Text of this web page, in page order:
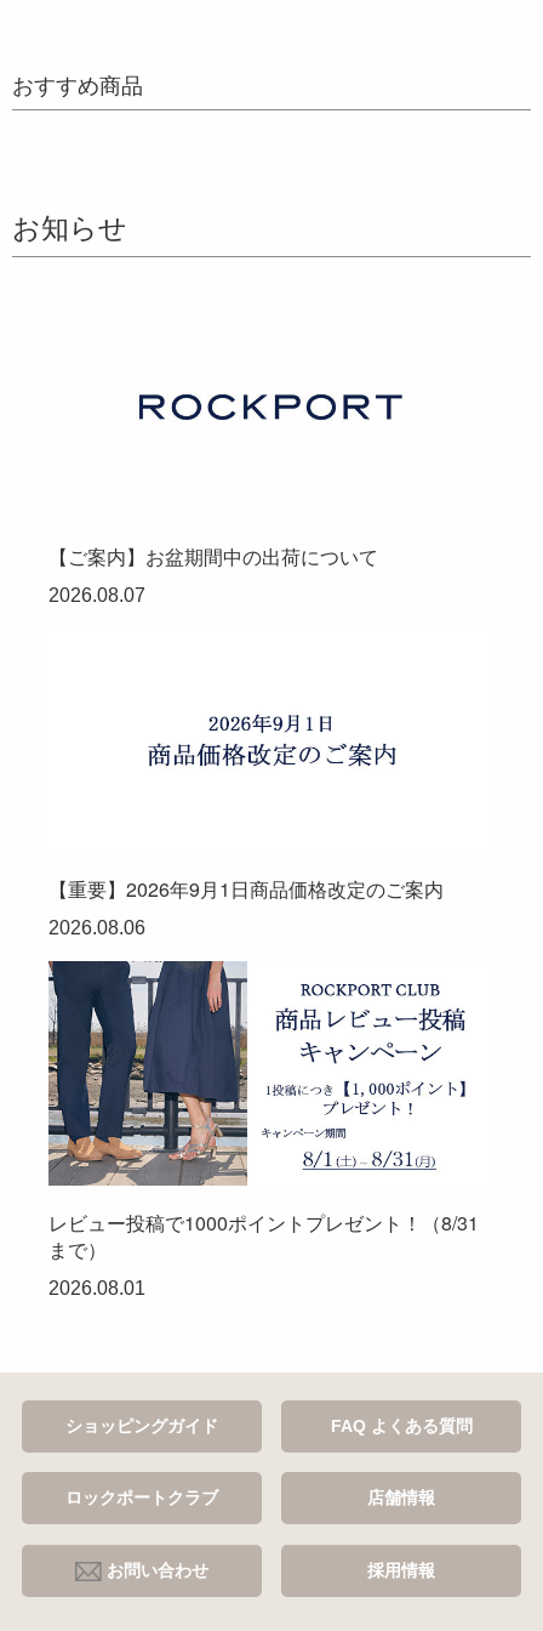
おすすめ商品
お知らせ
【ご案内】お盆期間中の出荷について
2026.08.07
【重要】2026年9月1日商品価格改定のご案内
2026.08.06
レビュー投稿で1000ポイントプレゼント！（8/31
まで）
2026.08.01
ショッピングガイド FAQ よくある質問
ロックポートクラブ 店舗情報
お問い合わせ 採用情報